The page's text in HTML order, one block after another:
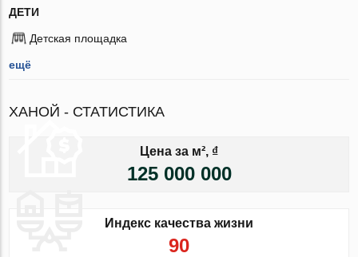
ДЕТИ
Детская площадка
ещё
ХАНОЙ - СТАТИСТИКА
Цена за м², ₫
125 000 000
Индекс качества жизни
90